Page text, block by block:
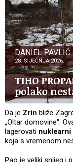
DANIEL PAVLIĆ
28. SIJEČNJA 2026.
TIHO
polako
Da je Zrin bliže
„Oltar domovine“.
lagerovati nuklearni
koja s vremenom
Pao je veliki snijeg i